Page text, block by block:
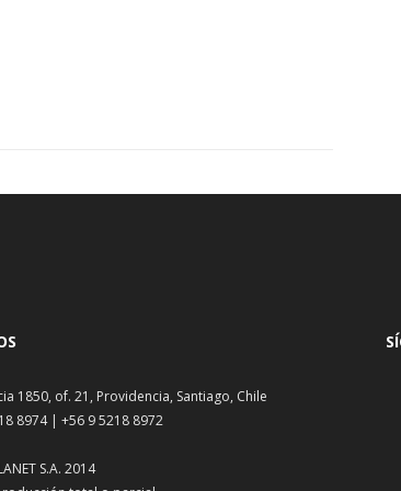
1850, of. 21, Providencia, Santiago, Chile
8974 | +56 9 5218 8972
S.A. 2014